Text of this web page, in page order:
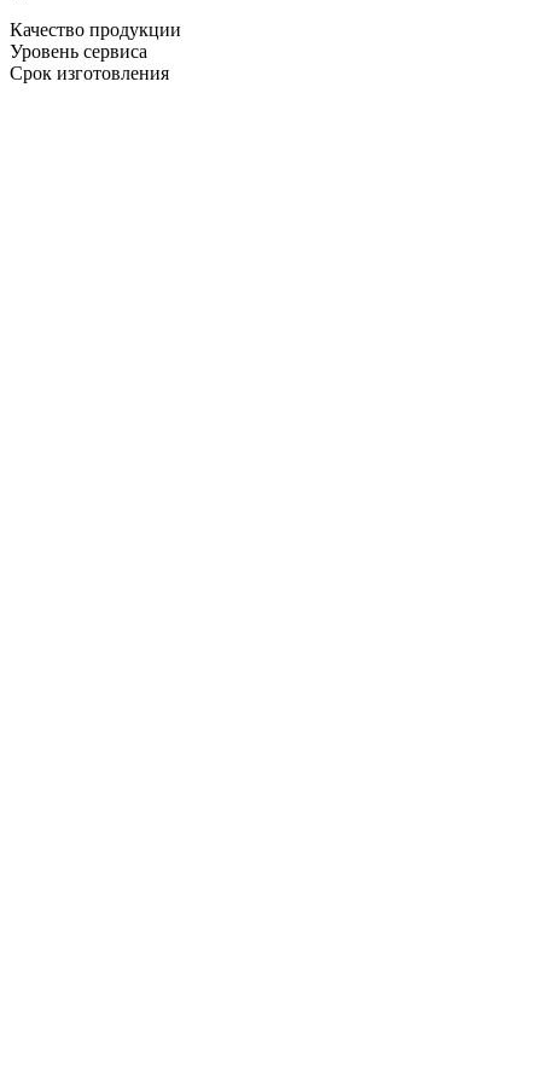
Качество продукции
Уровень сервиса
Срок изготовления